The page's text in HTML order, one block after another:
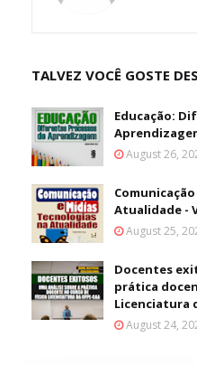
TALVEZ VOCÊ GOSTE
Educação:
August 26,
Atualidade -
August 25,
Docentes
prática
Licenciatura
August 24,